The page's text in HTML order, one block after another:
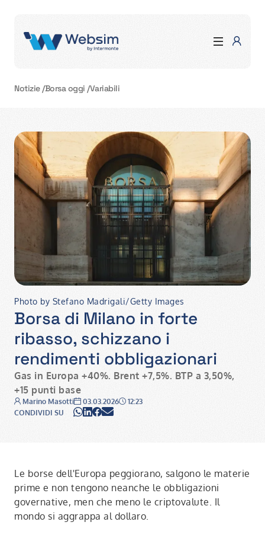
Notizie/Borsa oggi /Variabili
Borsa di Milano in forte
ribasso, schizzano i
rendimenti obbligazionari
Gas in Europa +40%. Brent +7,5%. BTP a 3,50%,
+15 punti base
Autore:
Marino Masotti Data:
03.03.2026 Ora:
12:23
CONDIVIDI SU
WhatsApp
LinkedIn
Facebook
Email
Photo by Stefano Madrigali/Getty Images
Le borse dell'Europa peggiorano, salgono le materie
prime e non tengono neanche le obbligazioni
governative, men che meno le criptovalute. Il
mondo si aggrappa al dollaro.